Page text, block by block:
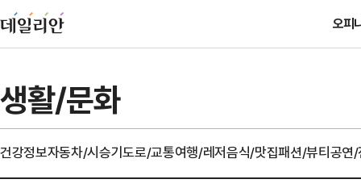
오피
생활/문화
건강정보자동차/시승기도로/교통여행/레저음식/맛집패션/뷰티공연